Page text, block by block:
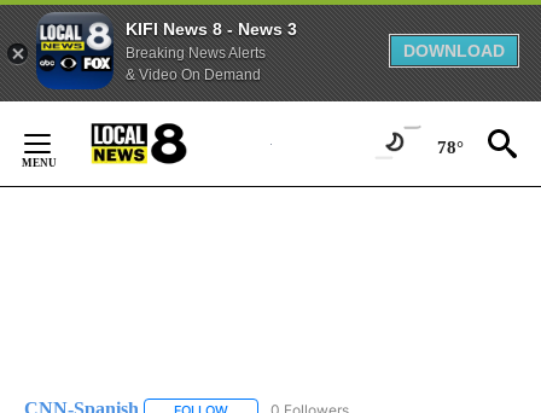
KIFI News 8 - News 3
Breaking News Alerts
& Video On Demand
DOWNLOAD
Content
78°